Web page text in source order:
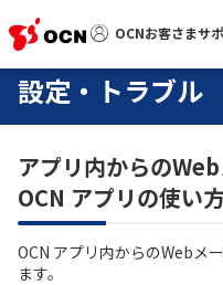
OCNお客さまサ
OCNお客さまサポート
サポートトップ
サービス名から探す
設定・トラブル
アプリ内からの
OCN アプリの使い方
OCN アプリ内からのWebメ
ます。